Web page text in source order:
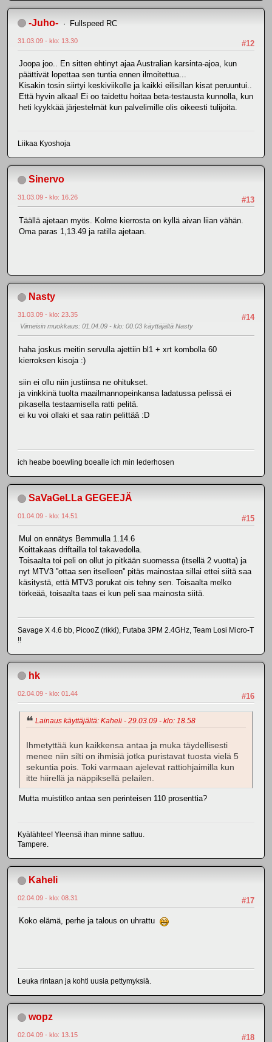
-Juho- Fullspeed RC
#12
31.03.09 - klo: 13.30
Joopa joo.. En sitten ehtinyt ajaa Australian karsinta-ajoa, kun
päättivät lopettaa sen tuntia ennen ilmoitettua...
Kisakin tosin siirtyi keskiviikolle ja kaikki eilisillan kisat peruuntui..
Että hyvin alkaa! Ei oo taidettu hoitaa beta-testausta kunnolla, kun
heti kyykkää järjestelmät kun palvelimille olis oikeesti tulijoita.
Liikaa Kyoshoja
Sinervo
#13
31.03.09 - klo: 16.26
Täällä ajetaan myös. Kolme kierrosta on kyllä aivan liian vähän.
Oma paras 1,13.49 ja ratilla ajetaan.
Nasty
#14
31.03.09 - klo: 23.35
Viimeisin muokkaus: 01.04.09 - klo: 00.03 käyttäjältä Nasty
haha joskus meitin servulla ajettiin bl1 + xrt kombolla 60
kierroksen kisoja :)
siin ei ollu niin justiinsa ne ohitukset.
ja vinkkinä tuolta maailmannopeinkansa ladatussa pelissä ei
pikasella testaamisella ratti pelitä.
ei ku voi ollaki et saa ratin pelittää :D
ich heabe boewling boealle ich min lederhosen
SaVaGeLLa GEGEEJÄ
#15
01.04.09 - klo: 14.51
Mul on ennätys Bemmulla 1.14.6
Koittakaas driftailla tol takavedolla.
Toisaalta toi peli on ollut jo pitkään suomessa (itsellä 2 vuotta) ja
nyt MTV3 ''ottaa sen itselleen'' pitäs mainostaa sillai ettei siitä saa
käsitystä, että MTV3 porukat ois tehny sen. Toisaalta melko
törkeää, toisaalta taas ei kun peli saa mainosta siitä.
Savage X 4.6 bb, PicooZ (rikki), Futaba 3PM 2.4GHz, Team Losi Micro-T
!!
hk
#16
02.04.09 - klo: 01.44
Lainaus käyttäjältä: Kaheli - 29.03.09 - klo: 18.58
Ihmetyttää kun kaikkensa antaa ja muka täydellisesti
menee niin silti on ihmisiä jotka puristavat tuosta vielä 5
sekuntia pois. Toki varmaan ajelevat rattiohjaimilla kun
itte hiirellä ja näppiksellä pelailen.
Mutta muistitko antaa sen perinteisen 110 prosenttia?
Kyälähtee! Yleensä ihan minne sattuu.
Tampere.
Kaheli
#17
02.04.09 - klo: 08.31
Koko elämä, perhe ja talous on uhrattu
Leuka rintaan ja kohti uusia pettymyksiä.
wopz
#18
02.04.09 - klo: 13.15